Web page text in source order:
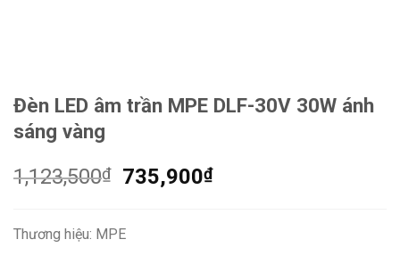
Đèn LED âm trần MPE DLF-30V 30W ánh
sáng vàng
1,123,500₫
Giá
1,123,500₫.
735,900₫Giá
Thương hiệu: MPE